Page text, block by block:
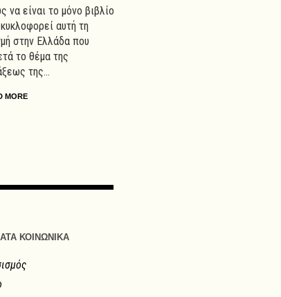
να είναι το μόνο βιβλίο
αυτή τη
στην Ελλάδα που
το θέμα της
της...
MORE
ΚΟΙΝΩΝΙΚΑ